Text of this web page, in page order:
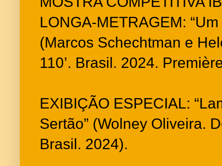
LONGA-METRAGEM:
(Marcos Schechtman e
110’. Brasil. 2024.
EXIBIÇÃO ESPECIAL:
Sertão” (Wolney Oliveira.
Brasil. 2024).